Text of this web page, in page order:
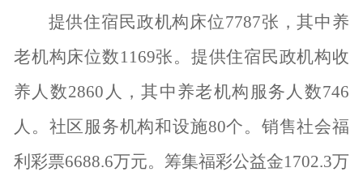
提供住宿民政机构床位7787张，其中养
老机构床位数1169张。提供住宿民政机构收
养人数2860 人，其中养老机构服务人数746
人。社区服务机构和设施80个。销售社会福
利彩票6688.6万元。筹集福彩公益金1702.3万